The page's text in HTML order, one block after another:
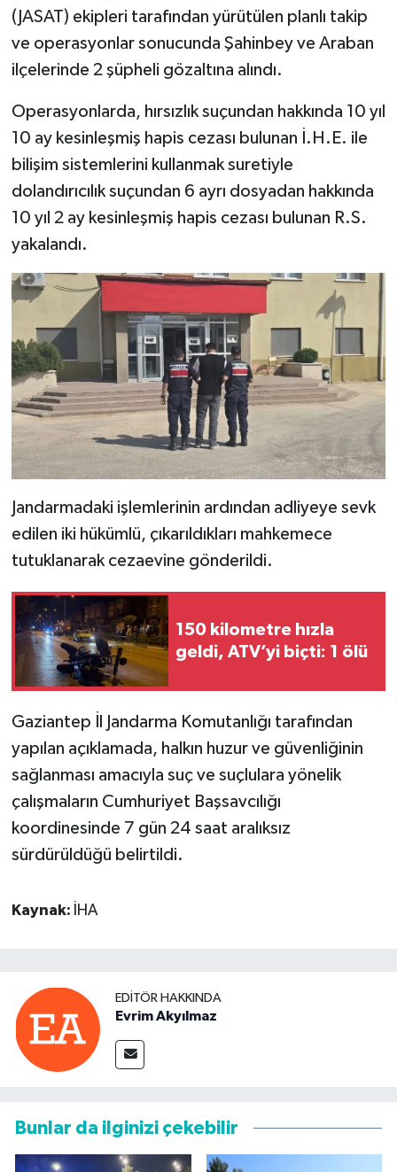
(JASAT) ekipleri tarafından yürütülen planlı takip
ve operasyonlar sonucunda Şahinbey ve Araban
ilçelerinde 2 şüpheli gözaltına alındı.
Operasyonlarda, hırsızlık suçundan hakkında 10 yıl
10 ay kesinleşmiş hapis cezası bulunan İ.H.E. ile
bilişim sistemlerini kullanmak suretiyle
dolandırıcılık suçundan 6 ayrı dosyadan hakkında
10 yıl 2 ay kesinleşmiş hapis cezası bulunan R.S.
yakalandı.
Jandarmadaki işlemlerinin ardından adliyeye sevk
edilen iki hükümlü, çıkarıldıkları mahkemece
tutuklanarak cezaevine gönderildi.
150 kilometre hızla
geldi, ATV’yi biçti: 1 ölü
Gaziantep İl Jandarma Komutanlığı tarafından
yapılan açıklamada, halkın huzur ve güvenliğinin
sağlanması amacıyla suç ve suçlulara yönelik
çalışmaların Cumhuriyet Başsavcılığı
koordinesinde 7 gün 24 saat aralıksız
sürdürüldüğü belirtildi.
Kaynak: İHA
EDITÖR HAKKINDA
Evrim Akyılmaz
Bunlar da ilginizi çekebilir